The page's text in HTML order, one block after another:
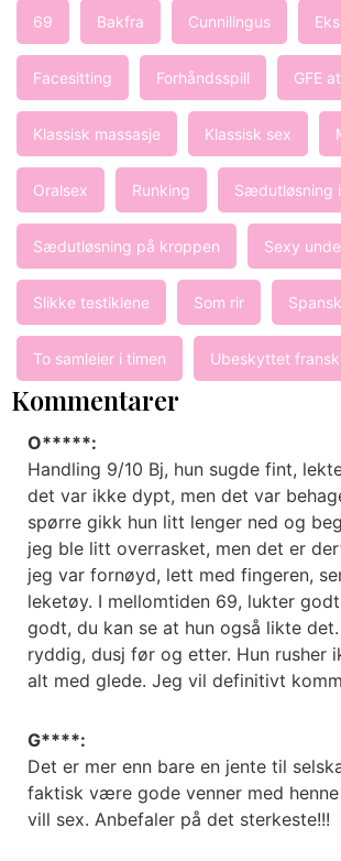
69 Bakfra Cunnilingus
Facesitting Forhåndsspill GFE
Klassisk massasje Klassisk sex
Oralsex Runking Sædutløsning
Sædutløsning på kroppen Sexy
Slikke testiklene Som rir
To samleier i timen Ubeskyttet fransk
Kommentarer
O*****:
Handling 9/10 Bj, hun sugde fint,
det var ikke dypt, men det var
spørre gikk hun litt lenger ned og
jeg ble litt overrasket, men det er
jeg var fornøyd, lett med fingeren,
leketøy. I mellomtiden 69, lukter
godt, du kan se at hun også likte
ryddig, dusj før og etter. Hun rusher
alt med glede. Jeg vil definitivt
G****:
Det er mer enn bare en jente til
faktisk være gode venner med
vill sex. Anbefaler på det sterkeste!!!